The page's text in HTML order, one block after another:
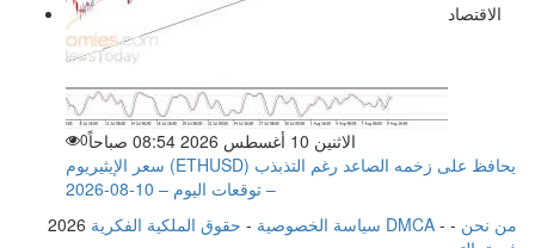
الاقتصاد
الاثنين 10 أغسطس 2026 08:54 صباحاً 0
سعر الإيثيريوم (ETHUSD) يحافظ على زخمه الصاعد رغم التذبذب
– توقعات اليوم – 10-08-2026
2026
سياسة الخصوصية - حقوق الملكية الفكرية DMCA - من نحن -